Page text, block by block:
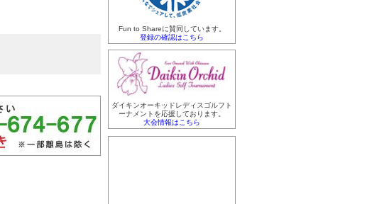
Fun to Shareに賛同しています。
登録の確認はこちら
ダイキンオーキッドレディスゴルフト
ーナメントを応援しております。
大会情報はこちら